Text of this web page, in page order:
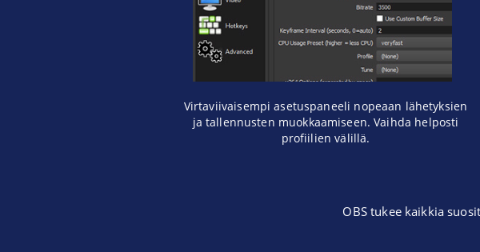
Virtaviivaisempi asetuspaneeli nopeaan lähetyksien
ja tallennusten muokkaamiseen. Vaihda helposti
profiilien välillä.
OBS tukee kaikkia